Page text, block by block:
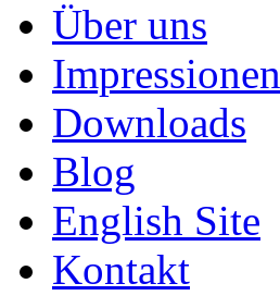
Über uns
Impressionen
Downloads
Blog
English Site
Kontakt